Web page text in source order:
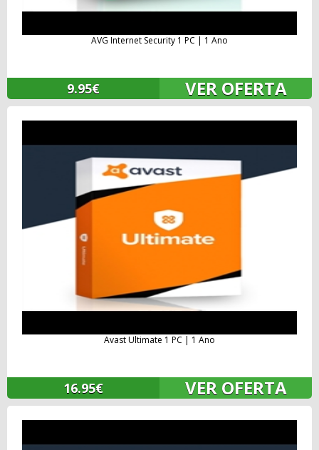
AVG Internet Security 1 PC | 1 Ano
9.95€ VER OFERTA
Avast Ultimate 1 PC | 1 Ano
16.95€ VER OFERTA